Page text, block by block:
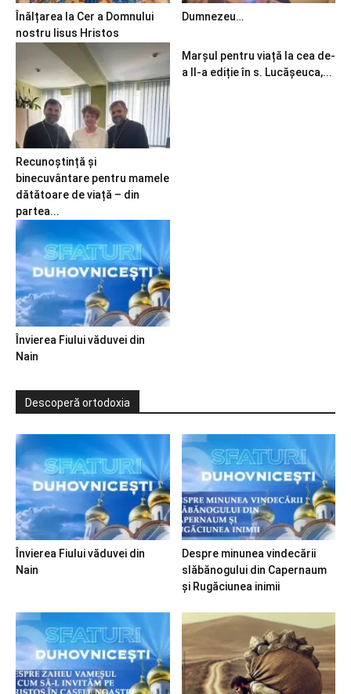
Înălțarea la Cer a Domnului
nostru Iisus Hristos
Dumnezeu…
Recunoștință și
binecuvântare pentru mamele
dătătoare de viață – din
partea...
Marșul pentru viață la cea de-
a II-a ediție în s. Lucășeuca,...
Învierea Fiului văduvei din
Nain
Descoperă ortodoxia
Învierea Fiului văduvei din
Nain
Despre minunea vindecării
slăbănogului din Capernaum
și Rugăciunea inimii